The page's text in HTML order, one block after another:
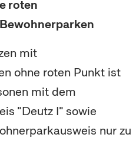
roten
mit
ohne roten Punkt ist
mit dem
"Deutz I" sowie
nur zu